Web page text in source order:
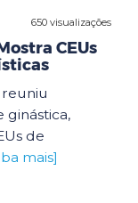
650 visualizações
CEUs
reuniu
ginástica,
de
mais]